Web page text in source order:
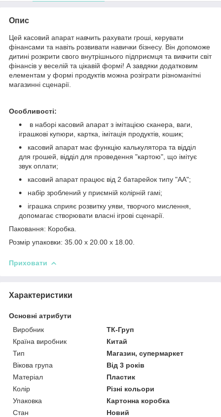
Опис
Цей касовий апарат навчить рахувати гроші, керувати
фінансами та навіть розвивати навички бізнесу. Він допоможе
дитині розкрити свого внутрішнього підприємця та вивчити світ
фінансів у веселій та цікавій формі! А завдяки додатковим
елементам у формі продуктів можна розіграти різноманітні
магазинні сценарії.
Особливості:
в наборі касовий апарат з імітацією сканера, ваги,
іграшкові купюри, картка, імітація продуктів, кошик;
касовий апарат має функцію калькулятора та відділ
для грошей, відділ для проведення "картою", що імітує
звук оплати;
касовий апарат працює від 2 батарейок типу "АА";
набір зроблений у приємній колірній гамі;
іграшка сприяє розвитку уяви, творчого мислення,
допомагає створювати власні ігрові сценарії.
Паковання: Коробка.
Розмір упаковки: 35.00 x 20.00 x 18.00.
Приховати
Характеристики
Основні атрибути
Виробник
ТК-Груп
Країна виробник
Китай
Тип
Магазин, супермаркет
Вікова група
Від 3 років
Матеріал
Пластик
Колір
Різні кольори
Упаковка
Картонна коробка
Стан
Новий